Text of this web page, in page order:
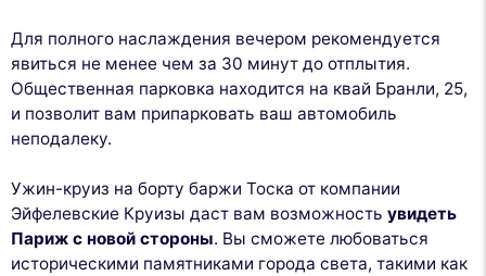
Для полного наслаждения вечером рекомендуется
явиться не менее чем за 30 минут до отплытия.
Общественная парковка находится на квай Бранли, 25,
и позволит вам припарковать ваш автомобиль
неподалеку.
Ужин-круиз на борту баржи Тоска от компании
Эйфелевские Круизы даст вам возможность увидеть
Париж с новой стороны. Вы сможете любоваться
историческими памятниками города света, такими как